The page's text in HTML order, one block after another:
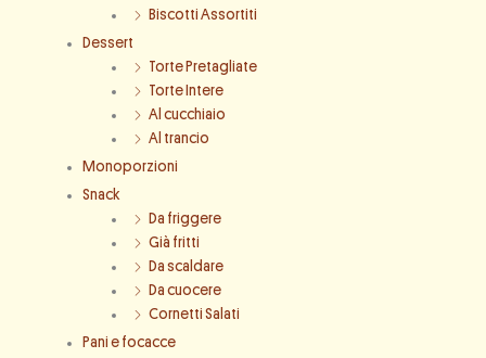
Biscotti Assortiti
Dessert
Torte Pretagliate
Torte Intere
Al cucchiaio
Al trancio
Monoporzioni
Snack
Da friggere
Già fritti
Da scaldare
Da cuocere
Cornetti Salati
Pani e focacce